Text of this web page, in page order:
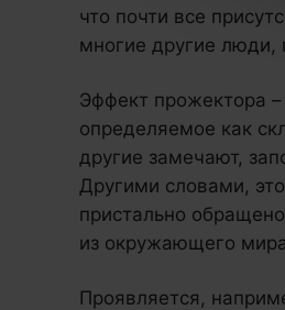
что почти все
многие другие люди,
Эффект прожектора –
определяемое как
другие замечают,
Другими словами,
пристально
из окружающего
Проявляется,